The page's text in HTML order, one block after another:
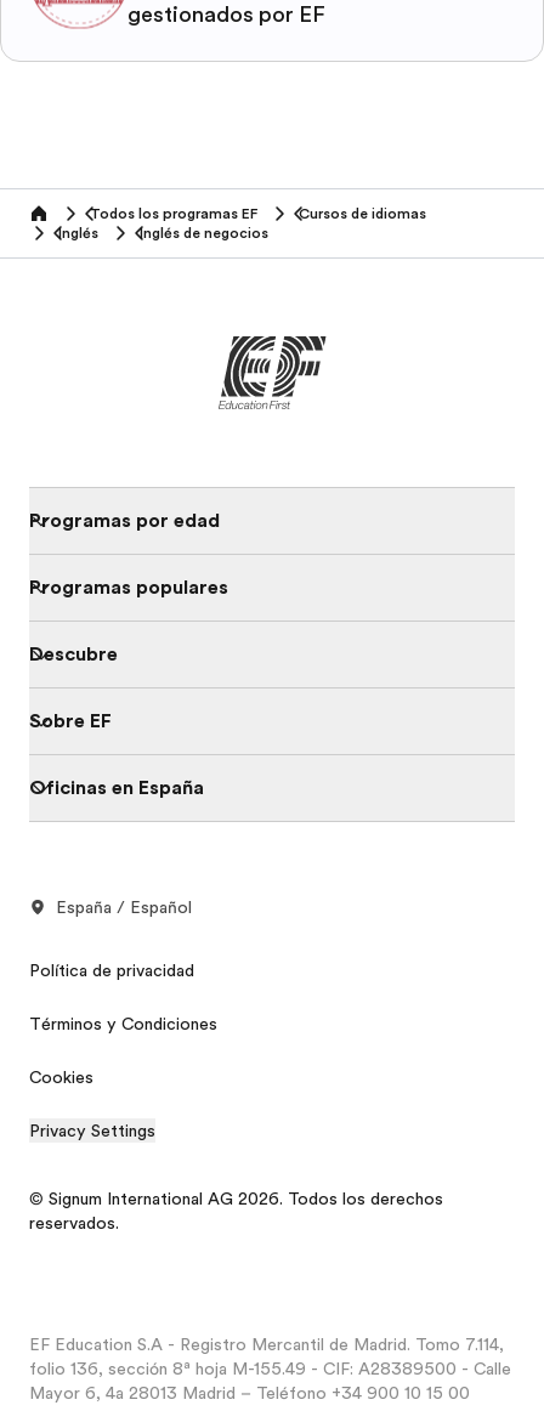
gestionados por EF
home Todos los programas EF
Cursos de idiomas
Inglés
Inglés de negocios
Programas por edad
Programas populares
Descubre
Sobre EF
Oficinas en España
España / Español
Política de privacidad
Términos y Condiciones
Cookies
Privacy Settings
© Signum International AG 2026. Todos los derechos
reservados.
EF Education S.A - Registro Mercantil de Madrid. Tomo 7.114,
folio 136, sección 8ª hoja M-155.49 - CIF: A28389500 - Calle
Mayor 6, 4a 28013 Madrid – Teléfono +34 900 10 15 00